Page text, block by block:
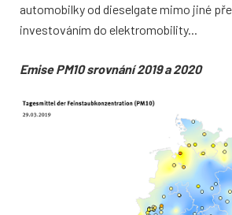
automobilky od dieselgate mimo jiné
investováním do elektromobility...
Emise PM10 srovnání 2019 a 2020